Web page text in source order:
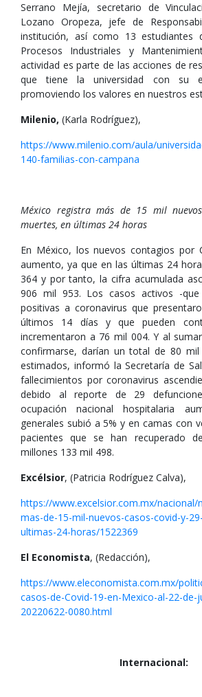
Serrano Mejía, secretario de
Lozano Oropeza, jefe de
institución, así como 13 estudiantes
Procesos Industriales y
actividad es parte de las acciones de
que tiene la universidad con su
promoviendo los valores en nuestros
Milenio, (Karla Rodríguez),
https://www.milenio.com/aula/
140-familias-con-campana
México registra más de 15 mil
muertes, en últimas 24 horas
En México, los nuevos contagios por
aumento, ya que en las últimas 24
364 y por tanto, la cifra acumulada
906 mil 953. Los casos activos -
positivas a coronavirus que
últimos 14 días y que pueden
incrementaron a 76 mil 004. Y al
confirmarse, darían un total de 80
estimados, informó la Secretaría de
fallecimientos por coronavirus
debido al reporte de 29
ocupación nacional hospitalaria
generales subió a 5% y en camas con
pacientes que se han recuperado
millones 133 mil 498.
Excélsior, (Patricia Rodríguez Calva),
https://www.excelsior.com.mx/nacional/
mas-de-15-mil-nuevos-casos-covid-y-
ultimas-24-horas/1522369
El Economista, (Redacción),
https://www.eleconomista.com.mx/
casos-de-Covid-19-en-Mexico-al-22-de-
20220622-0080.html
Internacional: